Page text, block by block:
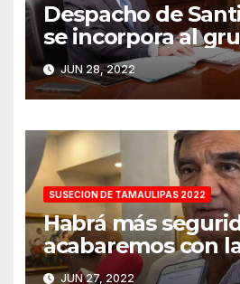
Despacho de
se incorpora al
transición del
electo
JUN 28, 2022
SUSECION DE TAMAULIPAS 2022
Habrá más
acabaremos con
percepción de
JUN 27, 2022